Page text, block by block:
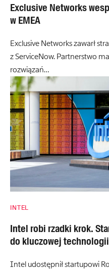
Exclusive Networks
w EMEA
Exclusive Networks zawarł
z ServiceNow. Partnerstwo
rozwiązań…
INTEL
Intel robi rzadki krok.
do kluczowej
Intel udostępnił startupowi